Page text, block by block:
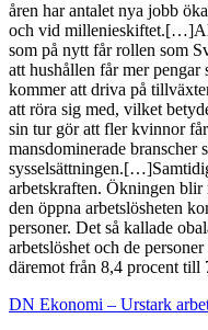
åren har antalet nya jobb
och vid
som på nytt får rollen som
att hushållen får mer pengar
kommer att driva på
att röra sig med, vilket
sin tur gör att fler kvinnor
mansdominerade branscher
arbetskraften. Ökningen blir
den öppna arbetslösheten
personer. Det så kallade
arbetslöshet och de
däremot från 8,4 procent till
DN Ekonomi – Urstark